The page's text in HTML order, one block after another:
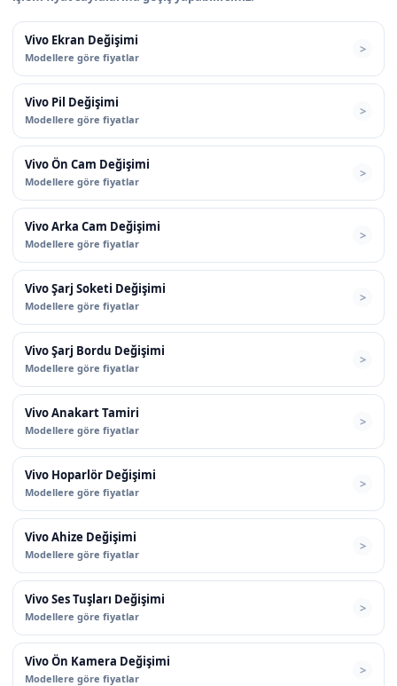
Vivo Ekran Değişimi
Modellere göre fiyatlar
Vivo Pil Değişimi
Modellere göre fiyatlar
Vivo Ön Cam Değişimi
Modellere göre fiyatlar
Vivo Arka Cam Değişimi
Modellere göre fiyatlar
Vivo Şarj Soketi Değişimi
Modellere göre fiyatlar
Vivo Şarj Bordu Değişimi
Modellere göre fiyatlar
Vivo Anakart Tamiri
Modellere göre fiyatlar
Vivo Hoparlör Değişimi
Modellere göre fiyatlar
Vivo Ahize Değişimi
Modellere göre fiyatlar
Vivo Ses Tuşları Değişimi
Modellere göre fiyatlar
Vivo Ön Kamera Değişimi
Modellere göre fiyatlar